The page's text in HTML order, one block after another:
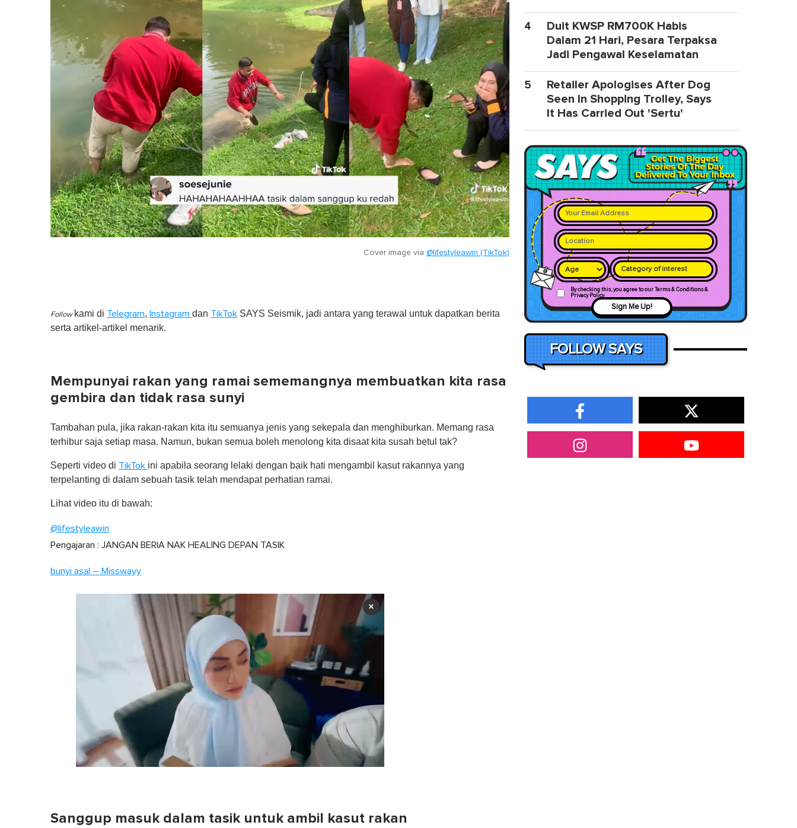
Cover image via @lifestyleawin (TikTok)
Follow kami di Telegram, Instagram dan TikTok SAYS Seismik, jadi antara yang terawal untuk dapatkan berita
serta artikel-artikel menarik.
Mempunyai rakan yang ramai sememangnya membuatkan kita rasa
gembira dan tidak rasa sunyi
Tambahan pula, jika rakan-rakan kita itu semuanya jenis yang sekepala dan menghiburkan. Memang rasa
terhibur saja setiap masa. Namun, bukan semua boleh menolong kita disaat kita susah betul tak?
Seperti video di TikTok ini apabila seorang lelaki dengan baik hati mengambil kasut rakannya yang
terpelanting di dalam sebuah tasik telah mendapat perhatian ramai.
Lihat video itu di bawah:
@lifestyleawin
Pengajaran : JANGAN BERIA NAK HEALING DEPAN TASIK
bunyi asal – Misswayy
×
0%
Sanggup masuk dalam tasik untuk ambil kasut rakan
4
Duit KWSP RM700K Habis
Dalam 21 Hari, Pesara Terpaksa
Jadi Pengawal Keselamatan
5
Retailer Apologises After Dog
Seen In Shopping Trolley, Says
It Has Carried Out 'Sertu'
Category of interest
By checking this, you agree to our Terms & Conditions &
Privacy Policy
Sign Me Up!
FOLLOW SAYS